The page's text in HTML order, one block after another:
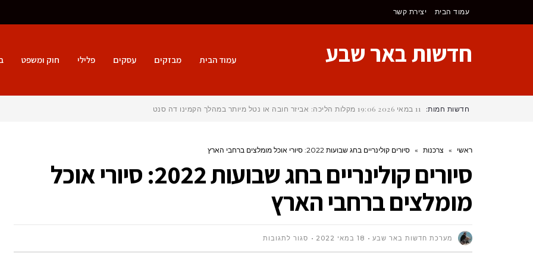
עמוד הבית יצירת קשר
חדשות באר שבע עמוד הבית מבזקים עסקים פלילי חוק ומשפט
חדשות חמות: 11 במאי 2026 19:06 מקלות הליכה: אביזר חובה או נטל מיותר במהלך הקמינו דה סנטיאגו?
ראשי » צרכנות » סיורים קולינריים בחג שבועות 2022: סיורי אוכל מומלצים ברחבי הארץ
סיורים קולינריים בחג שבועות 2022: סיורי אוכל
מומלצים ברחבי הארץ
מערכת חדשות באר שבע 18 במאי 2022 סגור לתגובותעל